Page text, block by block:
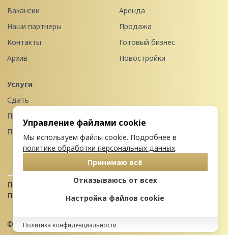
Вакансии
Наши партнеры
Контакты
Архив
Аренда
Продажа
Готовый бизнес
Новостройки
Услуги
Сдать
Продать
Передать в управление
Политика конфиденциальности
Пользовательское соглашение
© 2026 Недвижимость Северо-запада
Управление файлами cookie
Мы используем файлы cookie. Подробнее в
политике обработки персональных данных.
Принимаю всё
Отказываюсь от всех
Настройка файлов cookie
Политика конфиденциальности